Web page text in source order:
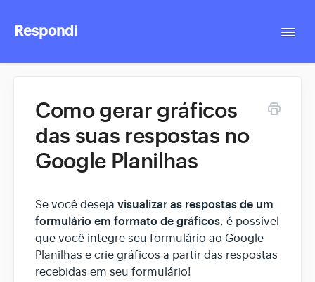
Respondi
Como gerar gráficos
das suas respostas no
Google Planilhas
Se você deseja visualizar as respostas de um
formulário em formato de gráficos, é possível
que você integre seu formulário ao Google
Planilhas e crie gráficos a partir das respostas
recebidas em seu formulário!